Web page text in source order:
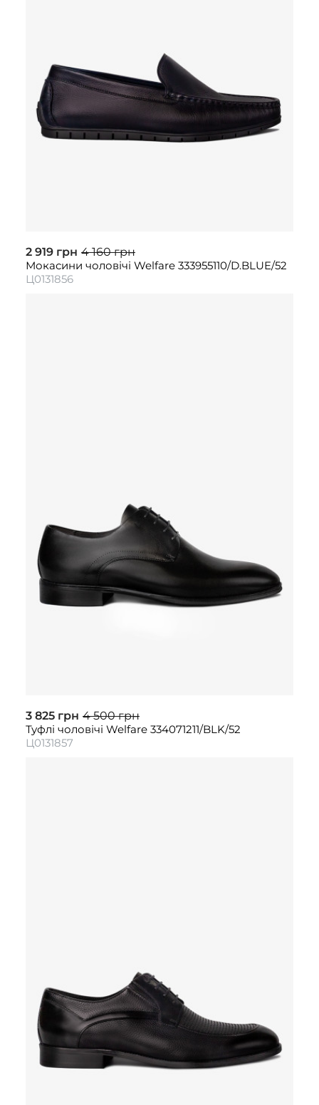
2 919 грн 4 160 грн
Мокасини чоловічі Welfare 333955110/D.BLUE/52
Ц0131856
3 825 грн 4 500 грн
Туфлі чоловічі Welfare 334071211/BLK/52
Ц0131857